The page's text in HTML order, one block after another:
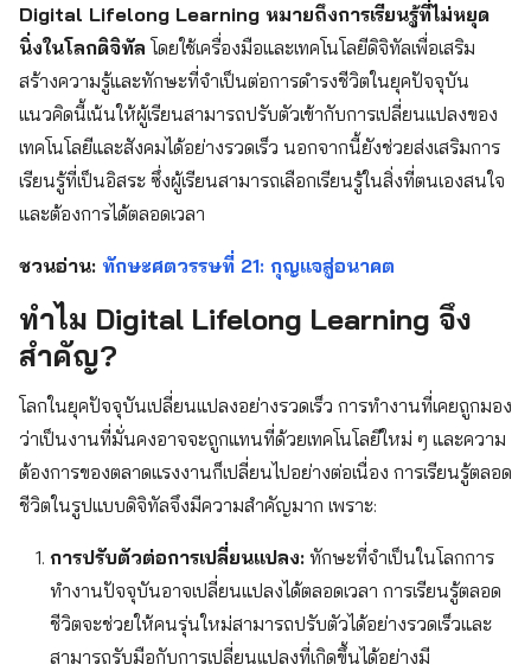
Digital Lifelong Learning หมายถึงการเรียนรู้ที่ไม่หยุด
นิ่งในโลกดิจิทัล โดยใช้เครื่องมือและเทคโนโลยีดิจิทัลเพื่อเสริม
สร้างความรู้และทักษะที่จำเป็นต่อการดำรงชีวิตในยุคปัจจุบัน
แนวคิดนี้เน้นให้ผู้เรียนสามารถปรับตัวเข้ากับการเปลี่ยนแปลงของ
เทคโนโลยีและสังคมได้อย่างรวดเร็ว นอกจากนี้ยังช่วยส่งเสริมการ
เรียนรู้ที่เป็นอิสระ ซึ่งผู้เรียนสามารถเลือกเรียนรู้ในสิ่งที่ตนเองสนใจ
และต้องการได้ตลอดเวลา
ชวนอ่าน: ทักษะศตวรรษที่ 21: กุญแจสู่อนาคต
ทำไม Digital Lifelong Learning จึง
สำคัญ?
โลกในยุคปัจจุบันเปลี่ยนแปลงอย่างรวดเร็ว การทำงานที่เคยถูกมอง
ว่าเป็นงานที่มั่นคงอาจจะถูกแทนที่ด้วยเทคโนโลยีใหม่ ๆ และความ
ต้องการของตลาดแรงงานก็เปลี่ยนไปอย่างต่อเนื่อง การเรียนรู้ตลอด
ชีวิตในรูปแบบดิจิทัลจึงมีความสำคัญมาก เพราะ:
การปรับตัวต่อการเปลี่ยนแปลง:ทักษะที่จำเป็นในโลกการ
ทำงานปัจจุบันอาจเปลี่ยนแปลงได้ตลอดเวลา การเรียนรู้ตลอด
ชีวิตจะช่วยให้คนรุ่นใหม่สามารถปรับตัวได้อย่างรวดเร็วและ
สามารถรับมือกับการเปลี่ยนแปลงที่เกิดขึ้นได้อย่างมี